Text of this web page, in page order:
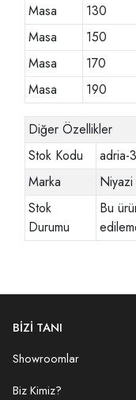
Masa
130
Masa
150
Masa
170
Masa
190
Diğer Özellikler
Stok Kodu
adria-
Marka
Stok
Durumu
Bu
BİZİ TANI
Showroomlar
Biz Kimiz?